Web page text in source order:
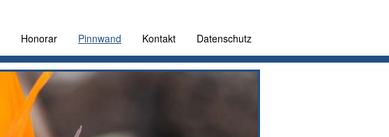
Honorar Pinnwand Kontakt Datenschutz